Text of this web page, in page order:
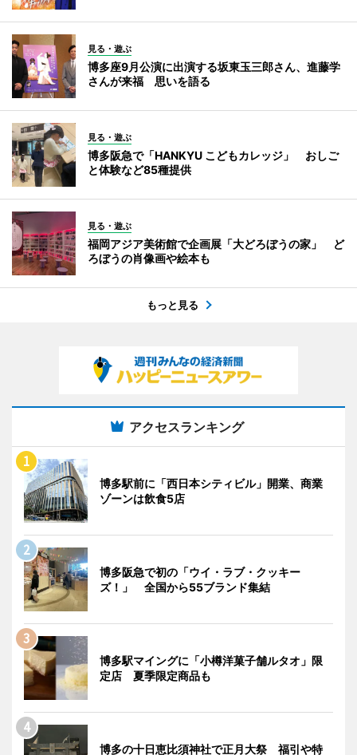
見る・遊ぶ
博多座9月公演に出演する坂東玉三郎さん、進藤学
さんが来福 思いを語る
見る・遊ぶ
博多阪急で「HANKYU こどもカレッジ」 おしご
と体験など85種提供
見る・遊ぶ
福岡アジア美術館で企画展「大どろぼうの家」 ど
ろぼうの肖像画や絵本も
もっと見る
アクセスランキング
博多駅前に「西日本シティビル」開業、商業
ゾーンは飲食5店
博多阪急で初の「ウイ・ラブ・クッキー
ズ！」 全国から55ブランド集結
博多駅マイングに「小樽洋菓子舗ルタオ」限
定店 夏季限定商品も
博多の十日恵比須神社で正月大祭 福引や特